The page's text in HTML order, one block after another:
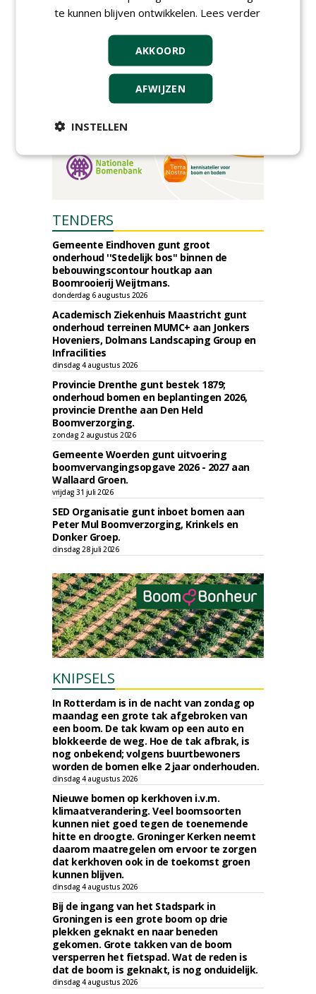
TENDERS
Gemeente Eindhoven gunt groot
onderhoud ''Stedelijk bos'' binnen de
bebouwingscontour houtkap aan
Boomrooierij Weijtmans.
donderdag 6 augustus 2026
Academisch Ziekenhuis Maastricht gunt
onderhoud terreinen MUMC+ aan Jonkers
Hoveniers, Dolmans Landscaping Group en
Infracilities
dinsdag 4 augustus 2026
Provincie Drenthe gunt bestek 1879;
onderhoud bomen en beplantingen 2026,
provincie Drenthe aan Den Held
Boomverzorging.
zondag 2 augustus 2026
Gemeente Woerden gunt uitvoering
boomvervangingsopgave 2026 - 2027 aan
Wallaard Groen.
vrijdag 31 juli 2026
SED Organisatie gunt inboet bomen aan
Peter Mul Boomverzorging, Krinkels en
Donker Groep.
dinsdag 28 juli 2026
KNIPSELS
In Rotterdam is in de nacht van zondag op
maandag een grote tak afgebroken van
een boom. De tak kwam op een auto en
blokkeerde de weg. Hoe de tak afbrak, is
nog onbekend; volgens buurtbewoners
worden de bomen elke 2 jaar onderhouden.
dinsdag 4 augustus 2026
Nieuwe bomen op kerkhoven i.v.m.
klimaatverandering. Veel boomsoorten
kunnen niet goed tegen de toenemende
hitte en droogte. Groninger Kerken neemt
daarom maatregelen om ervoor te zorgen
dat kerkhoven ook in de toekomst groen
kunnen blijven.
dinsdag 4 augustus 2026
Bij de ingang van het Stadspark in
Groningen is een grote boom op drie
plekken geknakt en naar beneden
gekomen. Grote takken van de boom
versperren het fietspad. Wat de reden is
dat de boom is geknakt, is nog onduidelijk.
dinsdag 4 augustus 2026
te kunnen blijven ontwikkelen. Lees verder
AKKOORD
AFWIJZEN
INSTELLEN